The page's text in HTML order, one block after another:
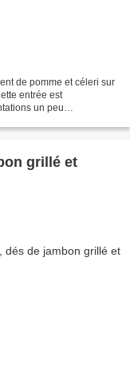
de pomme et céleri sur
entrée est
un peu
grillé et